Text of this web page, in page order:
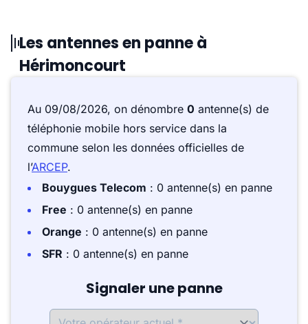
Les antennes en panne à
Hérimoncourt
Au 09/08/2026, on dénombre 0 antenne(s) de
téléphonie mobile hors service dans la
commune selon les données officielles de
l’ARCEP.
Bouygues Telecom : 0 antenne(s) en panne
Free : 0 antenne(s) en panne
Orange : 0 antenne(s) en panne
SFR : 0 antenne(s) en panne
Signaler une panne